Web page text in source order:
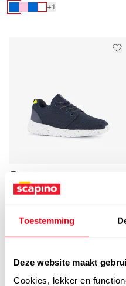
Toestemming
Deze website maakt
Cookies, lekker en
+1
Osaga
Osaga kinder
wit 2499